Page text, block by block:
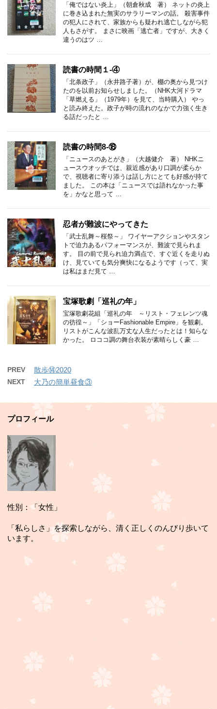
「俺ではない炎上」（朝倉秋成 著） ネットの炎上
に巻き込まれた無実のサラリーマンの話。 殺害事件
の犯人にされて、家族からも疑われ逃亡しながら犯
人もさがす。 まさに映画「逃亡者」ですが、大きく
違うのはツ …
読書の時間１-④
「北条政子」（永井路子著）が、棚の奥から見つけ
たのを以前お知らせしました。（NHK大河ドラマ
「草燃える」（1979年）を見て、当時購入） やっ
と読み終えた。政子が時の流れのなかで力強く生き
る話だったと …
読書の時間8-⑱
「ニュースのあとがき」（大越健介 著） NHKニ
ュースウオッチでは、親近感があり口調が柔らか
で、視聴者に寄り添うは話し方にとても好感が持て
ました。 この本は「ニュースでは語れなかった事
を」かなと思って …
忍者が難波にやってきた
「武士乱舞～桜祭～」 ワイヤーアクションやスタン
トで迫力あるパフォーマンスが、難波で見られま
す。 目の前で見られ迫力満点で、すぐ近くを走りぬ
け、見ていても気分爽快になるようです（って、実
は私はまだ見て …
宝塚歌劇「巡礼の年」
宝塚歌劇花組「巡礼の年 ～リスト・フェレンツ魂
の彷徨～」「ショーFashionable Empire」を観劇。
リストがこんな波乱万丈な人生だったとは！知らな
かった。 ロココ調の舞台衣装が素晴らしく豪 …
PREV 散歩⑭2020
NEXT 大乃の簡単昼食③
プロフィール
性別：「女性」
「私らしさ」を探索しながら、清く正しくのんびり歩いて
います。